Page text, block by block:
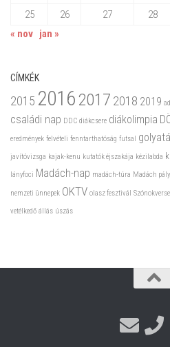
25 26 27 28
« nov jan »
CÍMKÉK
2015 20162017 2018 2019
családi nap DDC diákcsere diákolimpia
eredmények felvételi fenntarthatóság futsal
javítóvizsga kajak-kenu kutatók éjszakája kézilabda
lányfoci Madách-nap madách-túra Madách
nemzeti ünnepek OKTV olasz fesztivál
vetélkedő állás úszás